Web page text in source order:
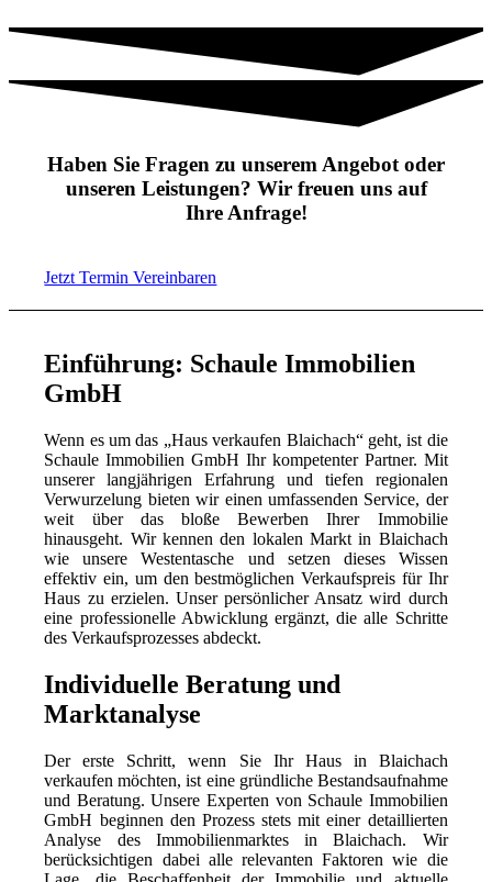
Haben Sie Fragen zu unserem Angebot oder
unseren Leistungen? Wir freuen uns auf
Ihre Anfrage!
Jetzt Termin Vereinbaren
Einführung: Schaule Immobilien
GmbH
Wenn es um das „Haus verkaufen Blaichach“ geht, ist die
Schaule Immobilien GmbH Ihr kompetenter Partner. Mit
unserer langjährigen Erfahrung und tiefen regionalen
Verwurzelung bieten wir einen umfassenden Service, der
weit über das bloße Bewerben Ihrer Immobilie
hinausgeht. Wir kennen den lokalen Markt in Blaichach
wie unsere Westentasche und setzen dieses Wissen
effektiv ein, um den bestmöglichen Verkaufspreis für Ihr
Haus zu erzielen. Unser persönlicher Ansatz wird durch
eine professionelle Abwicklung ergänzt, die alle Schritte
des Verkaufsprozesses abdeckt.
Individuelle Beratung und
Marktanalyse
Der erste Schritt, wenn Sie Ihr Haus in Blaichach
verkaufen möchten, ist eine gründliche Bestandsaufnahme
und Beratung. Unsere Experten von Schaule Immobilien
GmbH beginnen den Prozess stets mit einer detaillierten
Analyse des Immobilienmarktes in Blaichach. Wir
berücksichtigen dabei alle relevanten Faktoren wie die